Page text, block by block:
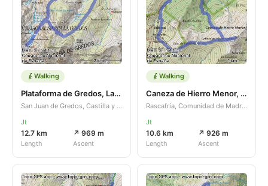
Walking
Plataforma de Gredos, Laguna Grande, majada de Adrian
San Juan de Gredos, Castilla y León, ES
Jt
12.7 km
Length
↗ 969 m
Ascent
Walking
Caneza de Hierro Menor, valdesqui. Invernal
Rascafría, Comunidad de Madrid, ES
Jt
10.6 km
Length
↗ 926 m
Ascent